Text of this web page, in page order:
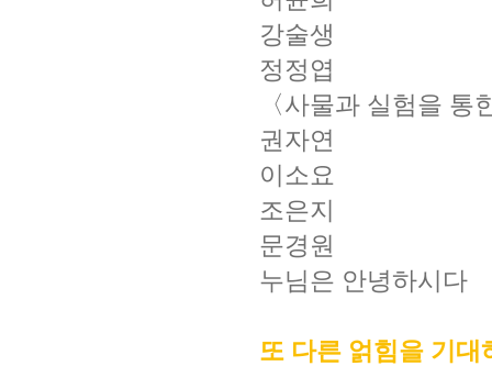
강술생
정정엽
〈사물과 실험을 통
권자연
이소요
조은지
문경원
누님은 안녕하시다
또 다른 얽힘을 기대